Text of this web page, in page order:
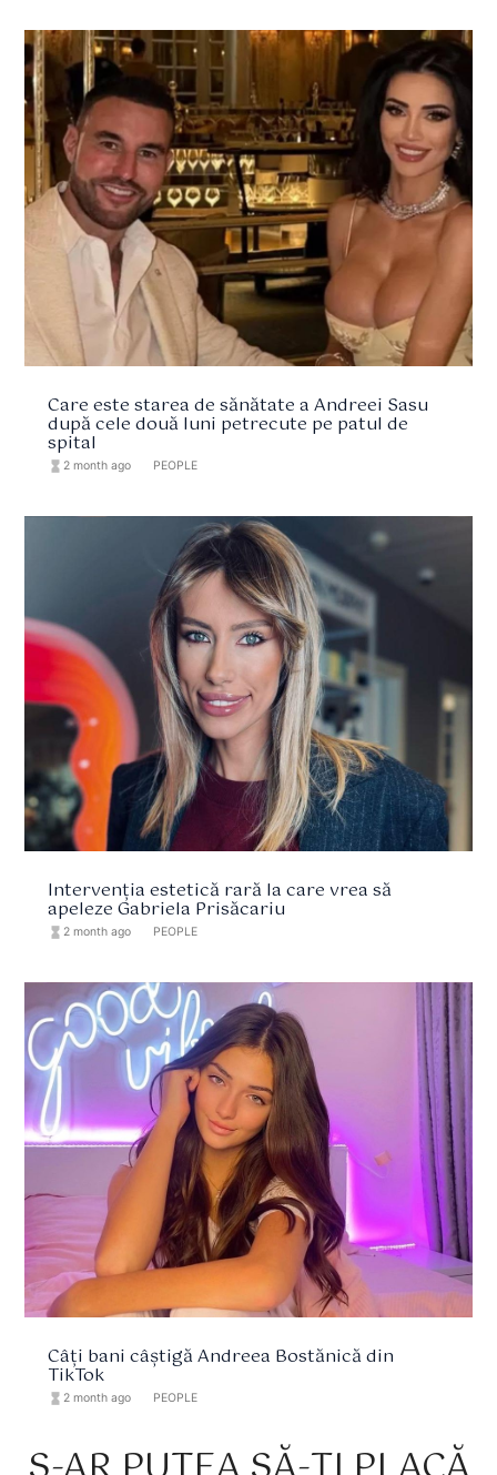
Care este starea de sănătate a Andreei Sasu
după cele două luni petrecute pe patul de
spital
hourglass_full 2 month ago PEOPLE
Intervenția estetică rară la care vrea să
apeleze Gabriela Prisăcariu
hourglass_full 2 month ago PEOPLE
Câți bani câștigă Andreea Bostănică din
TikTok
hourglass_full 2 month ago PEOPLE